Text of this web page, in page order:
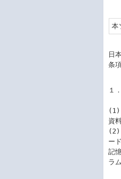
本
日
条
１
(1)
資
(2)
ー
記
ラ